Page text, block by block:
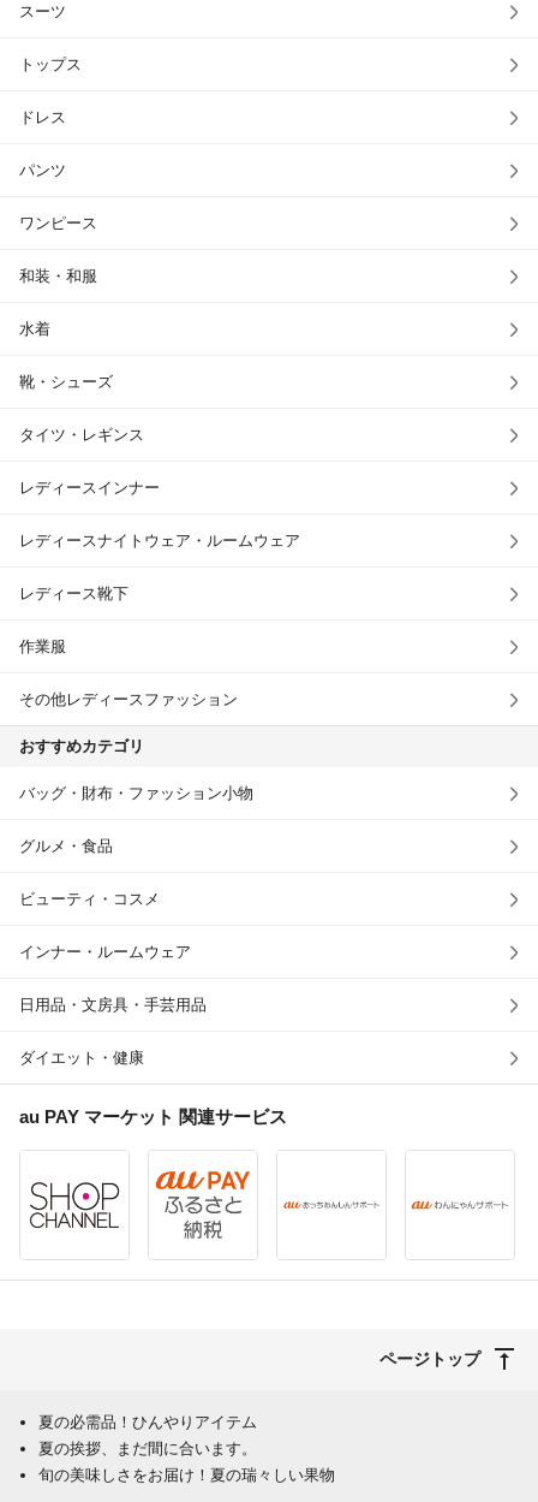
スーツ
トップス
ドレス
パンツ
ワンピース
和装・和服
水着
靴・シューズ
タイツ・レギンス
レディースインナー
レディースナイトウェア・ルームウェア
レディース靴下
作業服
その他レディースファッション
おすすめカテゴリ
バッグ・財布・ファッション小物
グルメ・食品
ビューティ・コスメ
インナー・ルームウェア
日用品・文房具・手芸用品
ダイエット・健康
au PAY マーケット 関連サービス
ページトップ
夏の必需品！ひんやりアイテム
夏の挨拶、まだ間に合います。
旬の美味しさをお届け！夏の瑞々しい果物